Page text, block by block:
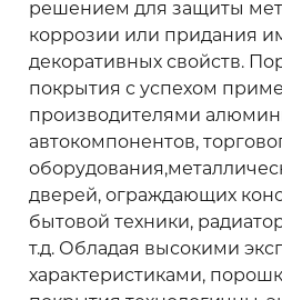
решением для защиты
коррозии или придания
декоративных свойств.
покрытия с успехом
производителями
автокомпонентов,
дверей, ограждающих
бытовой техники,
т.д. Обладая высокими
характеристиками,